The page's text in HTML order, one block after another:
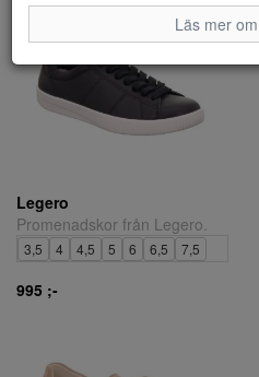
Legero
Promenadskor från Legero.
3,5 4 4,5 5 6 6,5 7,5
995 ;-
Läs mer